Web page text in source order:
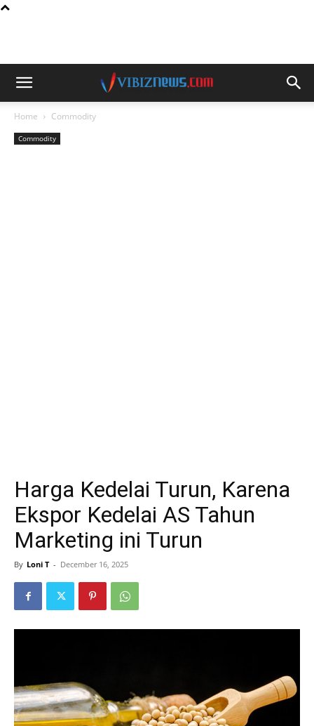
Home Commodity
Commodity
Harga Kedelai Turun, Karena
Ekspor Kedelai AS Tahun
Marketing ini Turun
By Loni T - December 16, 2025